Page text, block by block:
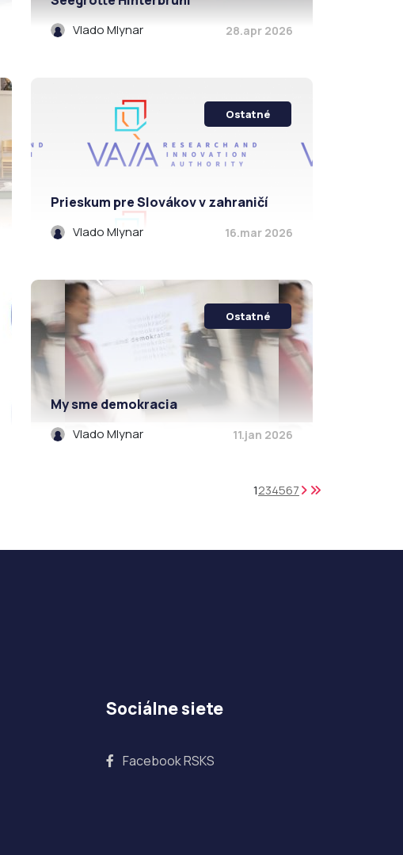
Vlado Mlynar 28.apr 2026
Ostatné
Prieskum pre Slovákov v zahraničí
Vlado Mlynar 16.mar 2026
Ostatné
My sme demokracia
Vlado Mlynar 11.jan 2026
1234567
Sociálne siete
Facebook RSKS